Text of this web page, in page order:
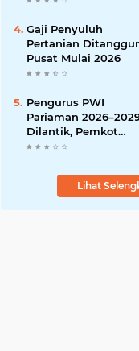
Gaji Penyuluh
Pertanian
Pusat Mulai 2026
Pengurus PWI
Pariaman
Dilantik, Pemkot
Tekankan Sinergi dan
Lihat